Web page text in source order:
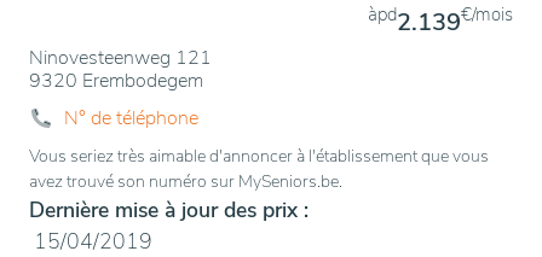
Ninovesteenweg 121
9320 Erembodegem
àpd2.139€/mois
N° de téléphone
Vous seriez très aimable d'annoncer à l'établissement que vous
avez trouvé son numéro sur MySeniors.be.
Dernière mise à jour des prix :
15/04/2019